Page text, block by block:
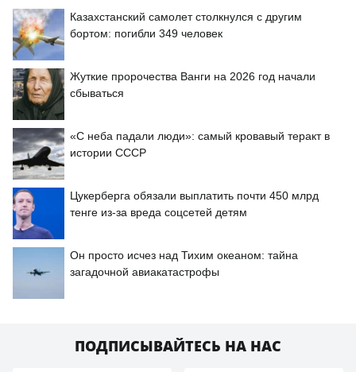
Казахстанский самолет столкнулся с другим
бортом: погибли 349 человек
Жуткие пророчества Ванги на 2026 год начали
сбываться
«С неба падали люди»: самый кровавый теракт в
истории СССР
Цукерберга обязали выплатить почти 450 млрд
тенге из-за вреда соцсетей детям
Он просто исчез над Тихим океаном: тайна
загадочной авиакатастрофы
ПОДПИСЫВАЙТЕСЬ НА НАС